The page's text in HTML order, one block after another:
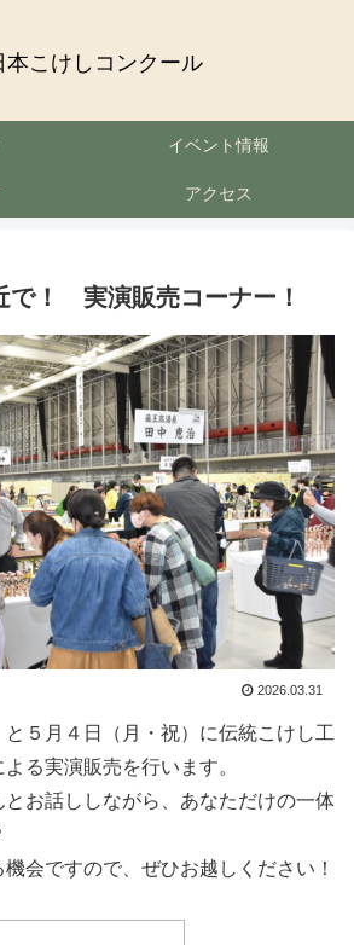
本こけしコンクール
イベント情報
アクセス
で！ 実演販売コーナー！
2026.03.31
と５月４日（月・祝）に伝統こけし工
る実演販売を行います。
お話ししながら、あなただけの一体
会ですので、ぜひお越しください！